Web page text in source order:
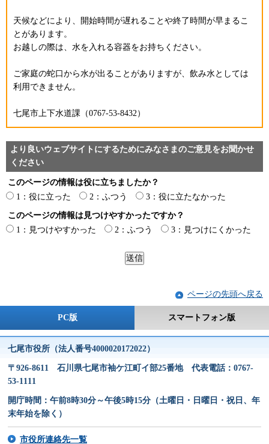
天候などにより、開始時間が遅れることや終了時間が早まるこ
とがあります。
お越しの際は、水を入れる容器をお持ちください。
ご家庭の蛇口から水が出ることがありますが、飲み水としては
利用できません。
七尾市上下水道課（0767-53-8432）
より良いウェブサイトにするためにみなさまのご意見をお聞かせ
ください
このページの情報は役に立ちましたか？
1：役に立った
2：ふつう 3：役に立たなかった
このページの情報は見つけやすかったですか？
1：見つけやすかった
2：ふつう 3：見つけにくかった
ページの先頭へ戻る
PC版 スマートフォン版
七尾市役所（法人番号4000020172022）
〒926-8611 石川県七尾市袖ケ江町イ部25番地 代表電話：0767-
53-1111
開庁時間：午前8時30分～午後5時15分（土曜日・日曜日・祝日、年
末年始を除く）
市役所連絡先一覧